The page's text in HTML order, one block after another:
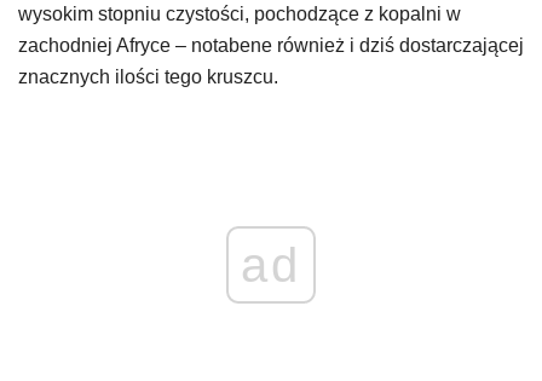
wysokim stopniu czystości, pochodzące z kopalni w
zachodniej Afryce – notabene również i dziś dostarczającej
znacznych ilości tego kruszcu.
ad